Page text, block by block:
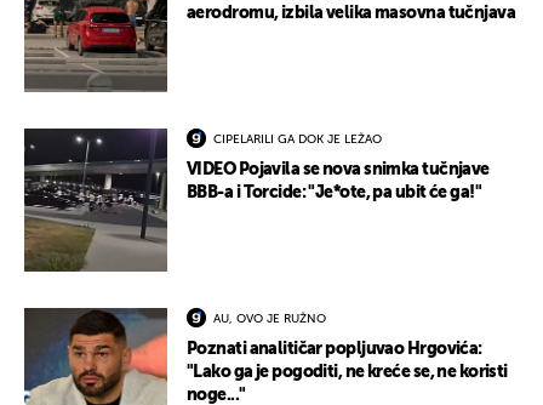
aerodromu, izbila velika masovna tučnjava
CIPELARILI GA DOK JE LEŽAO
VIDEO Pojavila se nova snimka tučnjave
BBB-a i Torcide: "Je*ote, pa ubit će ga!"
AU, OVO JE RUŽNO
Poznati analitičar popljuvao Hrgovića:
"Lako ga je pogoditi, ne kreće se, ne koristi
noge..."